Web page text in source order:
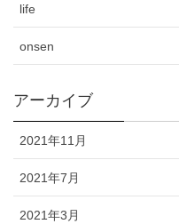
life
onsen
アーカイブ
2021年11月
2021年7月
2021年3月